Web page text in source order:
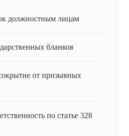
должностным лицам
бланков
от призывных
по статье 328